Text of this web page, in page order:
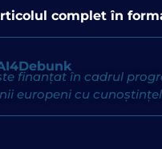
complet în
finanțat în cadrul
europeni cu